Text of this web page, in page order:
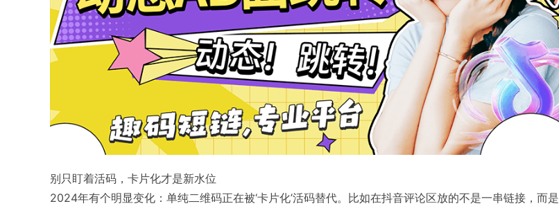
别只盯着活码，卡片化才是新水位
2024年有个明显变化：单纯二维码正在被‘卡片化’活码替代。比如在抖音评论区放的不是一串链接，而是